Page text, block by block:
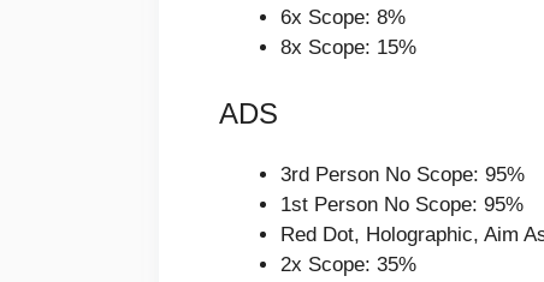
6x Scope: 8%
8x Scope: 15%
ADS
3rd Person No Scope: 95%
1st Person No Scope: 95%
Red Dot, Holographic, Aim
2x Scope: 35%